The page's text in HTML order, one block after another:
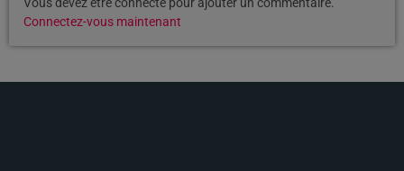
Vous devez être connecté pour ajouter un commentaire.
Connectez-vous maintenant